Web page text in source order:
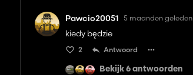
Pawcio20051 5 maanden geleden
kiedy będzie
2 Antwoord
Bekijk 6 antwoorden